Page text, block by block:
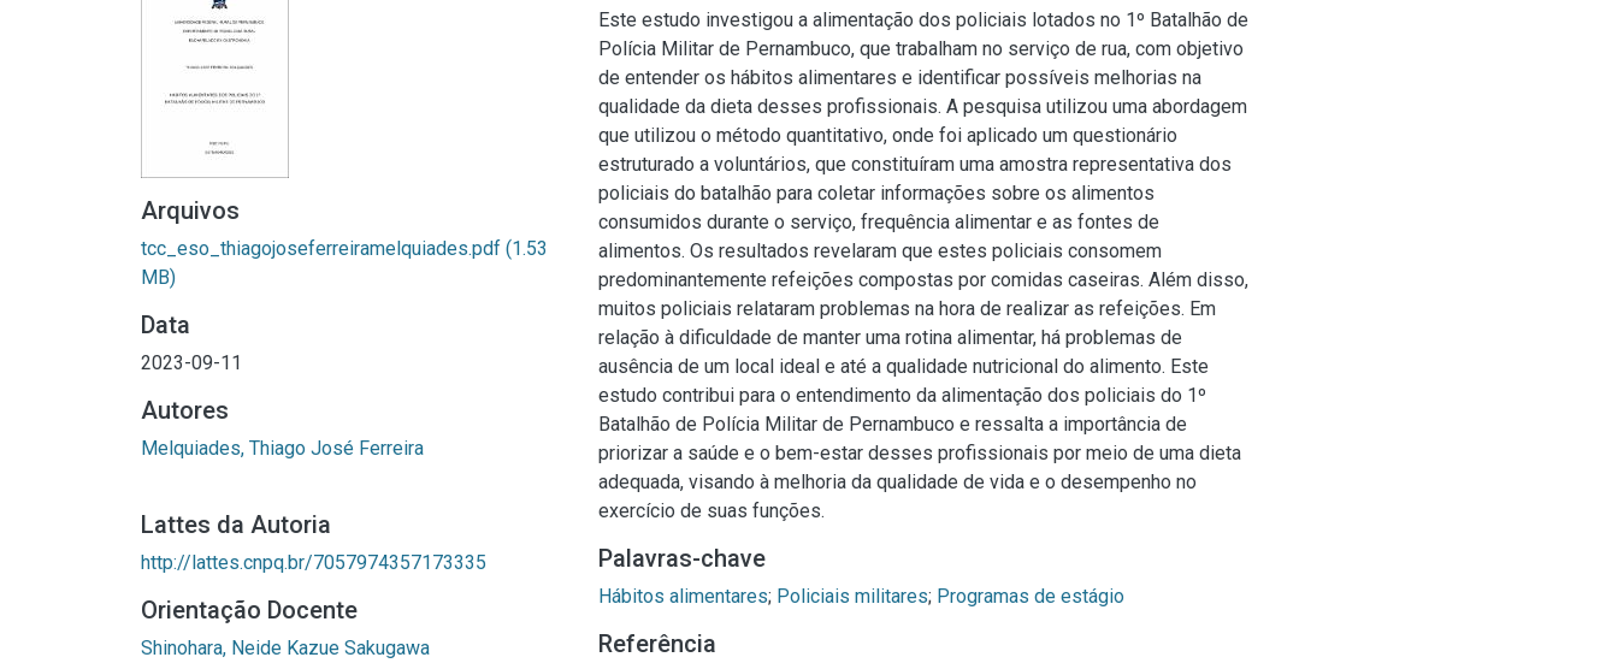
Arquivos
tcc_eso_thiagojoseferreiramelquiades.pdf (1.53
MB)
Data
2023-09-11
Autores
Melquiades, Thiago José Ferreira
Lattes da Autoria
http://lattes.cnpq.br/7057974357173335
Orientação Docente
Shinohara, Neide Kazue Sakugawa
Este estudo investigou a alimentação dos policiais lotados no 1º Batalhão de
Polícia Militar de Pernambuco, que trabalham no serviço de rua, com objetivo
de entender os hábitos alimentares e identificar possíveis melhorias na
qualidade da dieta desses profissionais. A pesquisa utilizou uma abordagem
que utilizou o método quantitativo, onde foi aplicado um questionário
estruturado a voluntários, que constituíram uma amostra representativa dos
policiais do batalhão para coletar informações sobre os alimentos
consumidos durante o serviço, frequência alimentar e as fontes de
alimentos. Os resultados revelaram que estes policiais consomem
predominantemente refeições compostas por comidas caseiras. Além disso,
muitos policiais relataram problemas na hora de realizar as refeições. Em
relação à dificuldade de manter uma rotina alimentar, há problemas de
ausência de um local ideal e até a qualidade nutricional do alimento. Este
estudo contribui para o entendimento da alimentação dos policiais do 1º
Batalhão de Polícia Militar de Pernambuco e ressalta a importância de
priorizar a saúde e o bem-estar desses profissionais por meio de uma dieta
adequada, visando à melhoria da qualidade de vida e o desempenho no
exercício de suas funções.
Palavras-chave
Hábitos alimentares; Policiais militares; Programas de estágio
Referência